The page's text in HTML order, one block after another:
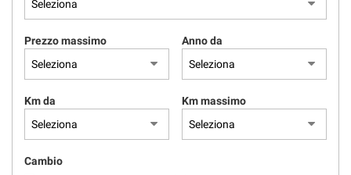
Prezzo massimo Anno da
Km da Km massimo
Cambio
maggiori
sull'utilità
di
questi
tracciamento